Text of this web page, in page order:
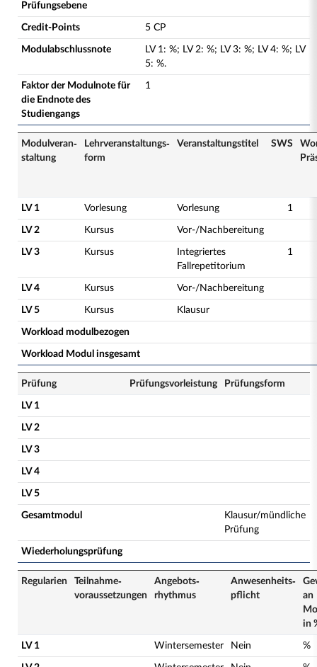
Prüfungsebene
Credit-Points 5 CP
Modulabschlussnote LV 1: %; LV 2: %; LV 3: %; LV 4: %; LV
5: %.
Faktor der Modulnote für
die Endnote des
Studiengangs
1
Modulveran­
staltung
Lehrveranstaltungs­
form
Veranstaltungs­titel SWS
LV 1 Vorlesung Vorlesung 1
LV 2 Kursus Vor-/Nachbereitung
LV 3 Kursus
Integriertes
Fallrepetitorium
1
LV 4 Kursus Vor-/Nachbereitung
LV 5 Kursus Klausur
Workload modulbezogen
Workload Modul insgesamt
Prüfung Prüfungsvorleistung Prüfungsform
LV 1
LV 2
LV 3
LV 4
LV 5
Gesamtmodul
Klausur/mündliche
Prüfung
Wiederholungsprüfung
Regularien
Teilnahme­
voraussetzungen
Angebots­
rhythmus
Anwesenheits­
pflicht
an
in
LV 1 Wintersemester Nein %